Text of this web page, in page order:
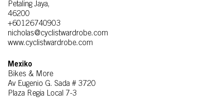
Petaling Jaya,
46200
+60126740903
nicholas@cyclistwardrobe.com
www.cyclistwardrobe.com
Mexiko
Bikes & More
Av Eugenio G. Sada # 3720
Plaza Regia Local 7-3